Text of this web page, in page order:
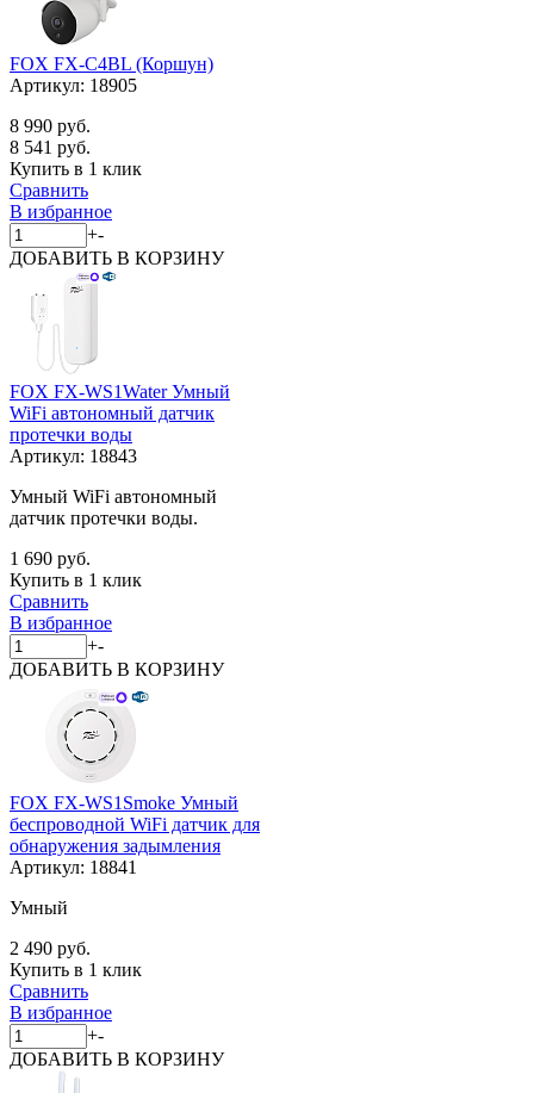
FOX FX-C4BL (Коршун)
Артикул: 18905
8 990 руб.
8 541 руб.
Купить в 1 клик
Сравнить
В избранное
+-
ДОБАВИТЬ В КОРЗИНУ
FOX FX-WS1Water Умный
WiFi автономный датчик
протечки воды
Артикул: 18843
Умный WiFi автономный
датчик протечки воды.
1 690 руб.
Купить в 1 клик
Сравнить
В избранное
+-
ДОБАВИТЬ В КОРЗИНУ
FOX FX-WS1Smoke Умный
беспроводной WiFi датчик для
обнаружения задымления
Артикул: 18841
Умный
2 490 руб.
Купить в 1 клик
Сравнить
В избранное
+-
ДОБАВИТЬ В КОРЗИНУ